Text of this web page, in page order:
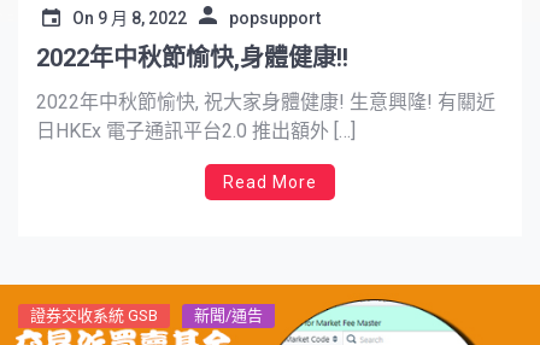
On 9 月 8, 2022 popsupport
2022年中秋節愉快,身體健康!!
2022年中秋節愉快, 祝大家身體健康! 生意興隆! 有關近
日HKEx 電子通訊平台2.0 推出額外 […]
Read More
證券交收系統 GSB 新聞/通告